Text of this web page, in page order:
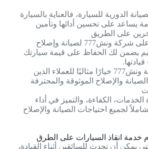
الدورية للسيارة، فالعناية بالسيارة
يساعد على تحسين أدائها وتأمين
على الطريق
لذلك، فإن الاعتماد على شركة ونش777 لصيانة وإصلاح
يضمن لك الحفاظ على قيمة سيارتك
باختصار، تعتبر شركة ونش777 خيارًا مثاليًا للعملاء الذين
والإصلاح الموثوقة والمحترفة
الكفاءة، والتميز في أداء
لجميع احتياجات الصيانة والإصلاح
يمكن أن تحدث للسائقين أثناء القيادة،